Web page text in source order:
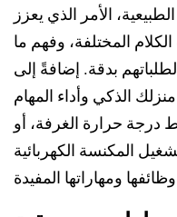
الأمر الذي يعزز
المختلفة، وفهم ما
بدقة. إضافةً إلى
الذكي وأداء المهام
درجة حرارة الغرفة، أو